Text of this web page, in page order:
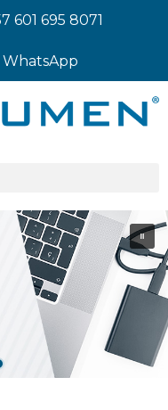
601 695 8071